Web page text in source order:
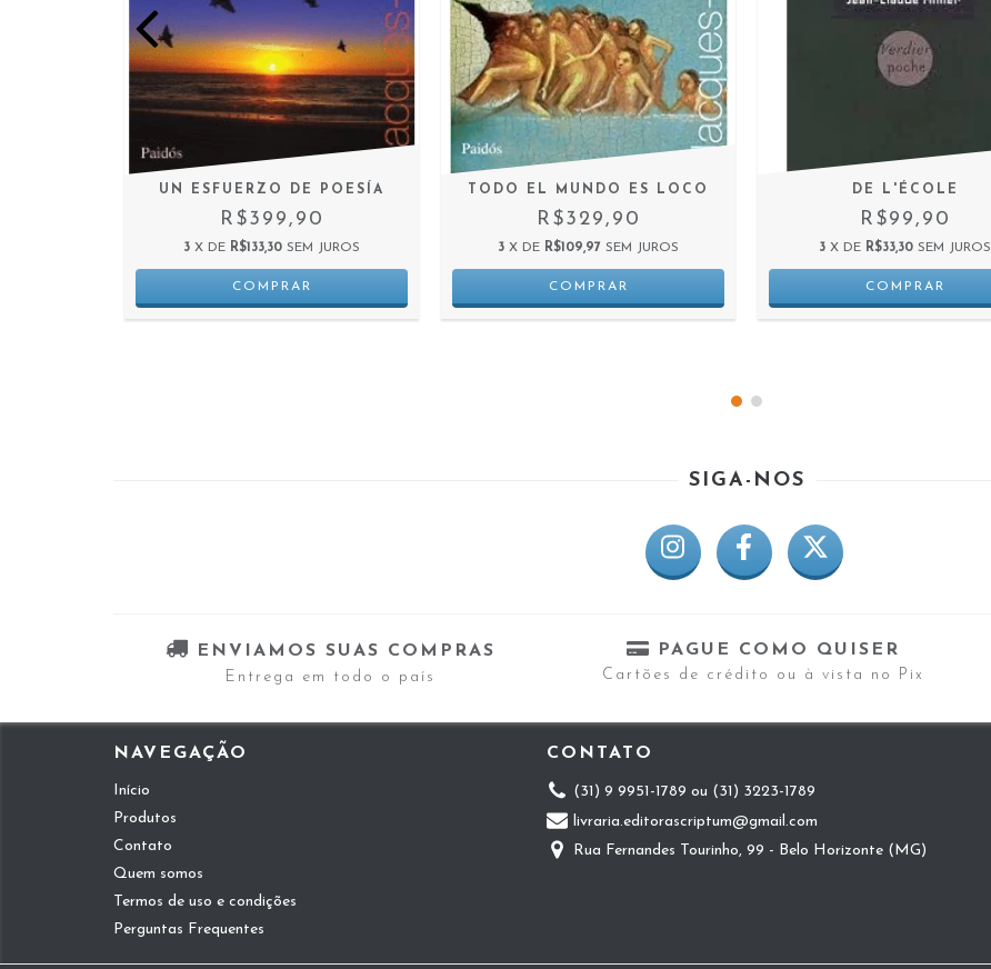
UN ESFUERZO DE POESÍA
R$399,90
3 X DE R$133,30 SEM JUROS
TODO EL MUNDO ES LOCO
R$329,90
3 X DE R$109,97 SEM JUROS
DE L'ÉCOLE
R$99,90
3 X DE R$33,30 SEM JUROS
SIGA-NOS
ENVIAMOS SUAS COMPRAS
Entrega em todo o país
PAGUE COMO QUISER
Cartões de crédito ou à vista no Pix
NAVEGAÇÃO
Início
Produtos
Contato
Quem somos
Termos de uso e condições
Perguntas Frequentes
CONTATO
(31) 9 9951-1789 ou (31) 3223-1789
livraria.editorascriptum@gmail.com
Rua Fernandes Tourinho, 99 - Belo Horizonte (MG)